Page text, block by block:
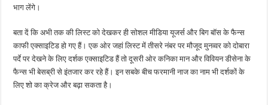
भाग लेंगे।
बता दें कि अभी तक की लिस्ट को देखकर ही सोशल मीडिया यूजर्स और बिग बॉस के फैन्स
काफी एक्साइटिड हो गए हैं। एक ओर जहां लिस्ट में तीसरे नंबर पर मौजूद मुनव्वर को दोबारा
पर्दे पर देखने के लिए दर्शक एक्साइटिड हैं तो दूसरी ओर कनिका मान और विवियन डीसेना के
फैन्स भी बेसब्री से इंतजार कर रहे हैं। इन सबके बीच फरमानी नाज का नाम भी दर्शकों के
लिए शो का क्रेज और बढ़ा सकता है।